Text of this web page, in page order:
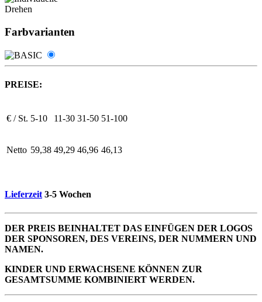
Drehen
Farbvarianten
PREISE:
€ / St. 5-10 11-30 31-50 51-100
Netto 59,38 49,29 46,96 46,13
Lieferzeit 3-5 Wochen
DER PREIS BEINHALTET DAS EINFÜGEN DER LOGOS
DER SPONSOREN, DES VEREINS, DER NUMMERN UND
NAMEN.
KINDER UND ERWACHSENE KÖNNEN ZUR
GESAMTSUMME KOMBINIERT WERDEN.